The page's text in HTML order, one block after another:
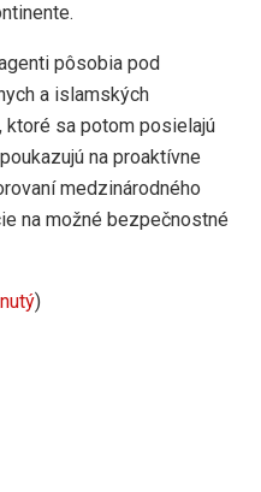
pôsobia pod
a islamských
ktoré sa potom posielajú
na proaktívne
medzinárodného
na možné bezpečnostné
)